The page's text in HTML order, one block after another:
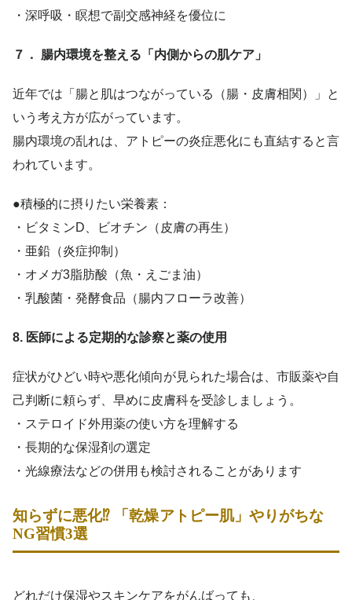
・深呼吸・瞑想で副交感神経を優位に
７． 腸内環境を整える「内側からの肌ケア」
近年では「腸と肌はつながっている（腸・皮膚相関）」と
いう考え方が広がっています。
腸内環境の乱れは、アトピーの炎症悪化にも直結すると言
われています。
●積極的に摂りたい栄養素：
・ビタミンD、ビオチン（皮膚の再生）
・亜鉛（炎症抑制）
・オメガ3脂肪酸（魚・えごま油）
・乳酸菌・発酵食品（腸内フローラ改善）
8. 医師による定期的な診察と薬の使用
症状がひどい時や悪化傾向が見られた場合は、市販薬や自
己判断に頼らず、早めに皮膚科を受診しましょう。
・ステロイド外用薬の使い方を理解する
・長期的な保湿剤の選定
・光線療法などの併用も検討されることがあります
知らずに悪化⁉ 「乾燥アトピー肌」やりがちな
NG習慣3選
どれだけ保湿やスキンケアをがんばっても、